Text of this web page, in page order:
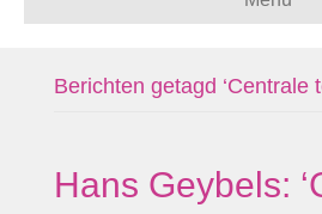
Berichten getagd ‘Centrale
Hans Geybels: